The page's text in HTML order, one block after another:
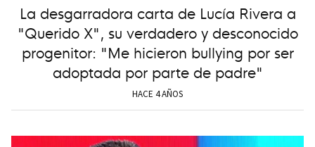
La desgarradora carta de Lucía Rivera a
"Querido X", su verdadero y desconocido
progenitor: "Me hicieron bullying por ser
adoptada por parte de padre"
HACE 4 AÑOS